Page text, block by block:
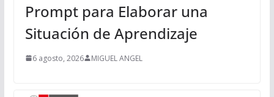
Prompt para Elaborar una
Situación de Aprendizaje
6 agosto, 2026 MIGUEL ANGEL